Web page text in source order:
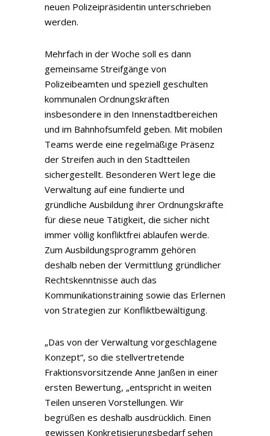
neuen Polizeipräsidentin unterschrieben
werden.
Mehrfach in der Woche soll es dann
gemeinsame Streifgänge von
Polizeibeamten und speziell geschulten
kommunalen Ordnungskräften
insbesondere in den Innenstadtbereichen
und im Bahnhofsumfeld geben. Mit mobilen
Teams werde eine regelmäßige Präsenz
der Streifen auch in den Stadtteilen
sichergestellt. Besonderen Wert lege die
Verwaltung auf eine fundierte und
gründliche Ausbildung ihrer Ordnungskräfte
für diese neue Tätigkeit, die sicher nicht
immer völlig konfliktfrei ablaufen werde.
Zum Ausbildungsprogramm gehören
deshalb neben der Vermittlung gründlicher
Rechtskenntnisse auch das
Kommunikationstraining sowie das Erlernen
von Strategien zur Konfliktbewältigung.
„Das von der Verwaltung vorgeschlagene
Konzept“, so die stellvertretende
Fraktionsvorsitzende Anne Janßen in einer
ersten Bewertung, „entspricht in weiten
Teilen unseren Vorstellungen. Wir
begrüßen es deshalb ausdrücklich. Einen
gewissen Konkretisierungsbedarf sehen